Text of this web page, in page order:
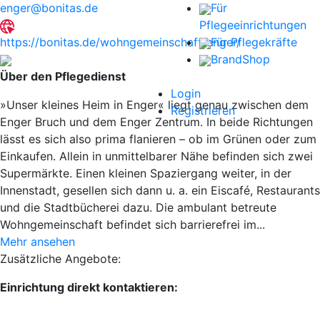
Für
Pflegeeinrichtungen
Für Pflegekräfte
BrandShop
Login
Registrieren
enger@bonitas.de
https://bonitas.de/wohngemeinschaft/enger/
Über den Pflegedienst
»Unser kleines Heim in Enger« liegt genau zwischen dem
Enger Bruch und dem Enger Zentrum. In beide Richtungen
lässt es sich also prima flanieren – ob im Grünen oder zum
Einkaufen. Allein in unmittelbarer Nähe befinden sich zwei
Supermärkte. Einen kleinen Spaziergang weiter, in der
Innenstadt, gesellen sich dann u. a. ein Eiscafé, Restaurants
und die Stadtbücherei dazu. Die ambulant betreute
Wohngemeinschaft befindet sich barrierefrei im...
Mehr ansehen
Zusätzliche Angebote:
Einrichtung direkt kontaktieren: